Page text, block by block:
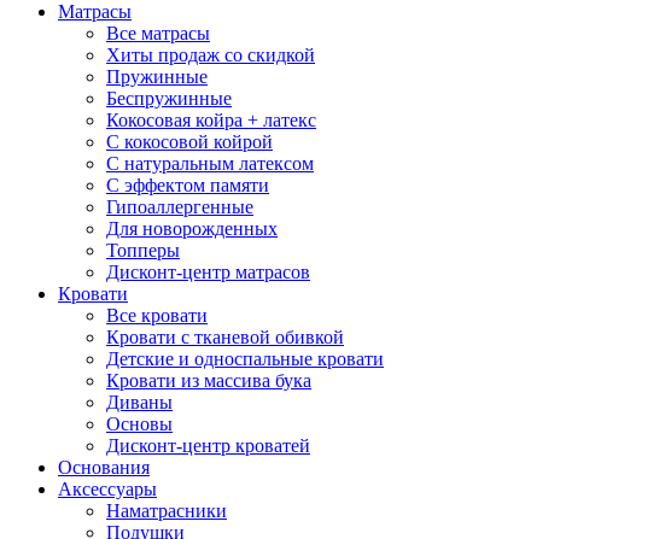
Матрасы
Все матрасы
Хиты продаж со скидкой
Пружинные
Беспружинные
Кокосовая койра + латекс
С кокосовой койрой
С натуральным латексом
С эффектом памяти
Гипоаллергенные
Для новорожденных
Топперы
Дисконт-центр матрасов
Кровати
Все кровати
Кровати с тканевой обивкой
Детские и односпальные кровати
Кровати из массива бука
Диваны
Основы
Дисконт-центр кроватей
Основания
Аксессуары
Наматрасники
Подушки